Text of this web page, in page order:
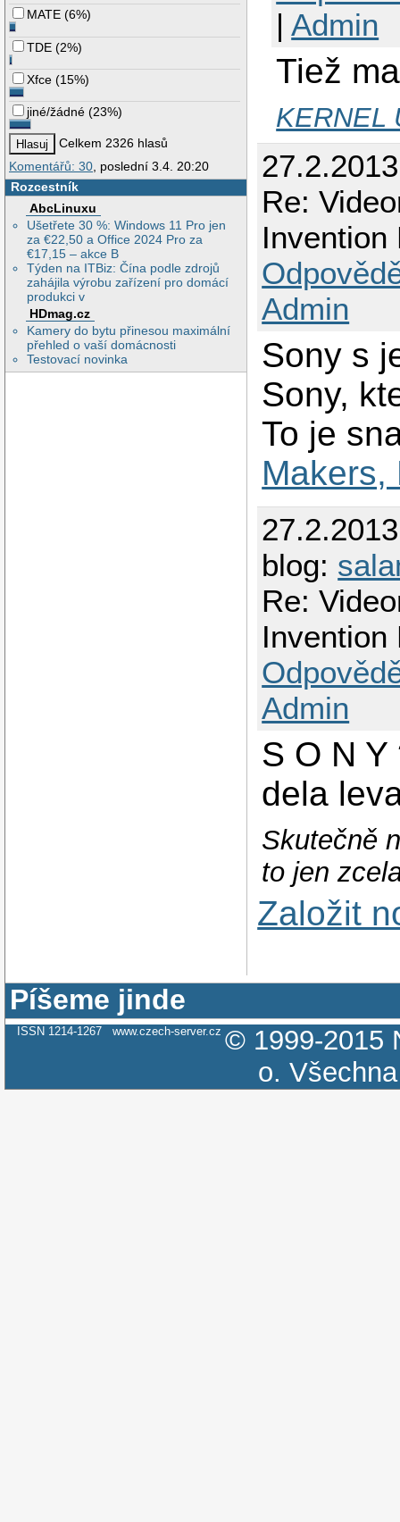
MATE (6%)
TDE (2%)
Xfce (15%)
jiné/žádné (23%)
Celkem 2326 hlasů
Komentářů: 30 , poslední 3.4. 20:20
Rozcestník
AbcLinuxu
Ušetřete 30 %: Windows 11 Pro jen
za €22,50 a Office 2024 Pro za
€17,15 – akce B
Týden na ITBiz: Čína podle zdrojů
zahájila výrobu zařízení pro domácí
produkci v
HDmag.cz
Kamery do bytu přinesou maximální
přehled o vaší domácnosti
Testovací novinka
|Admin
Tiež
KERNEL
Re:
Invention
Admin
Sony s
Sony,
To je
Makers,
blog:
Re:
Invention
Admin
S O N
dela
Skutečně
to jen
Založit
Píšeme jinde
ISSN 1214-1267 www.czech-server.cz © 1999-2015
o.